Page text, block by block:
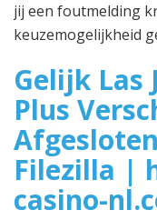
jij een foutmelding
keuzemogelijkheid
Gelijk Las
Plus
Filezilla |
casino-